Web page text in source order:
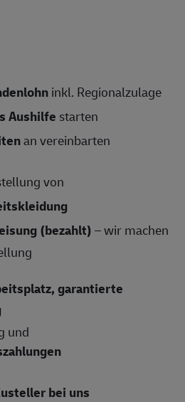
inkl. Regionalzulage
Aushilfe starten
an vereinbarten
von
(bezahlt)– wir machen
garantierte
und
bei uns